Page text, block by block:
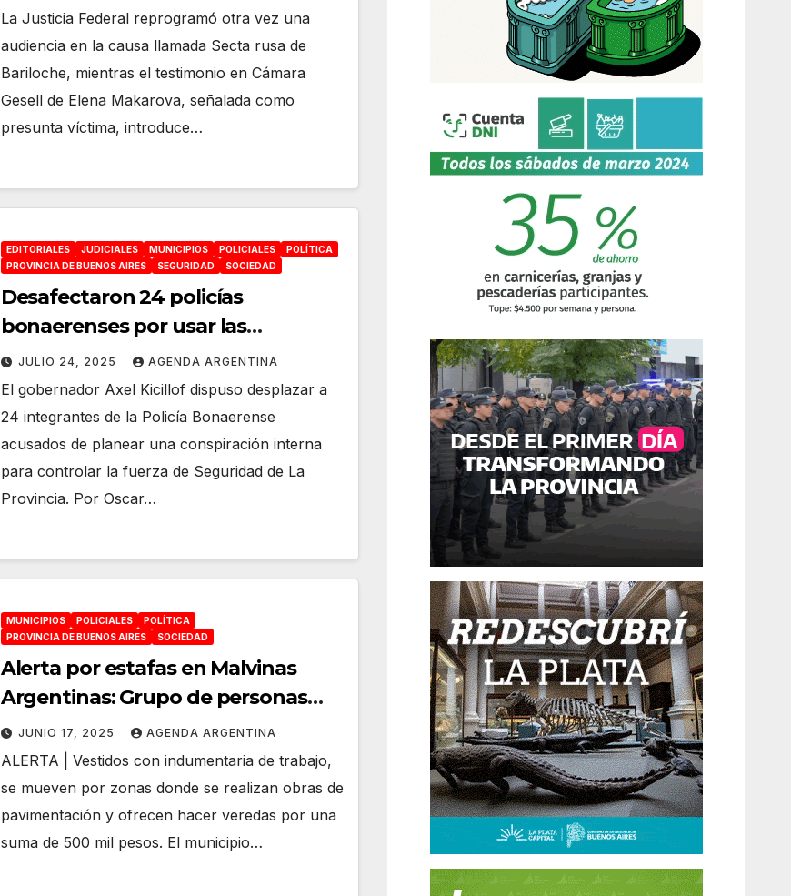
causa federal»
La Justicia Federal reprogramó otra vez una
audiencia en la causa llamada Secta rusa de
Bariloche, mientras el testimonio en Cámara
Gesell de Elena Makarova, señalada como
presunta víctima, introduce…
EDITORIALES JUDICIALES MUNICIPIOS POLICIALES
POLÍTICA
PROVINCIA DE BUENOS AIRES
SEGURIDAD SOCIEDAD
Desafectaron 24 policías
bonaerenses por usar las
comisarias y sus cargos policiales
para conspirar y organizar un
«golpe policial»
JULIO 24, 2025 AGENDA ARGENTINA
El gobernador Axel Kicillof dispuso desplazar a
24 integrantes de la Policía Bonaerense
acusados de planear una conspiración interna
para controlar la fuerza de Seguridad de La
Provincia. Por Oscar…
MUNICIPIOS POLICIALES
POLÍTICA
PROVINCIA DE BUENOS AIRES
SOCIEDAD
Alerta por estafas en Malvinas
Argentinas: Grupo de personas
pide dinero a vecinos haciéndose
pasar por personal municipal
JUNIO 17, 2025 AGENDA ARGENTINA
ALERTA | Vestidos con indumentaria de trabajo,
se mueven por zonas donde se realizan obras de
pavimentación y ofrecen hacer veredas por una
suma de 500 mil pesos. El municipio…